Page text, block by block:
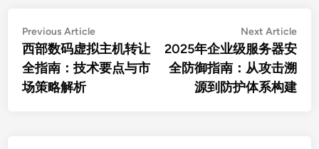
文
章
导
航
Previous ArticlePrevious
article:
西部数码虚拟主机转让
全指南：技术要点与市
场策略解析
Next Article
2025年企业级服务器安
全防御指南：从攻击溯
源到防护体系构建